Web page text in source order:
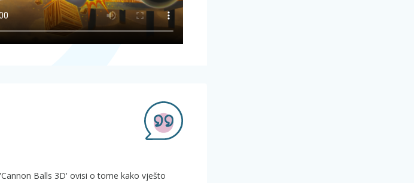
Balls 3D' ovisi o tome kako vješto